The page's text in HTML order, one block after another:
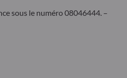
sous le numéro 08046444. –